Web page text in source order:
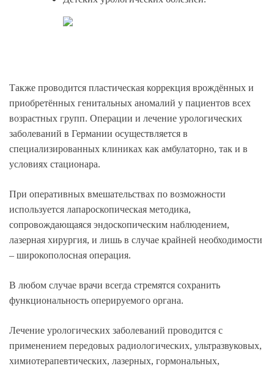
Также проводится пластическая коррекция врождённых и
приобретённых генитальных аномалий у пациентов всех
возрастных групп. Операции и лечение урологических
заболеваний в Германии осуществляется в
специализированных клиниках как амбулаторно, так и в
условиях стационара.
При оперативных вмешательствах по возможности
используется лапароскопическая методика,
сопровождающаяся эндоскопическим наблюдением,
лазерная хирургия, и лишь в случае крайней необходимости
– широкополосная операция.
В любом случае врачи всегда стремятся сохранить
функциональность оперируемого органа.
Лечение урологических заболеваний проводится с
применением передовых радиологических, ультразвуковых,
химиотерапевтических, лазерных, гормональных,